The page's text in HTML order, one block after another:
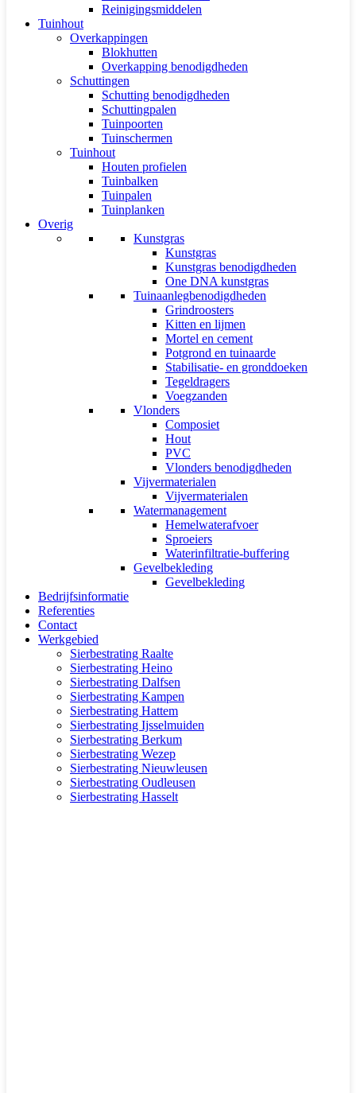
Reinigingsmiddelen
Tuinhout
Overkappingen
Blokhutten
Overkapping benodigdheden
Schuttingen
Schutting benodigdheden
Schuttingpalen
Tuinpoorten
Tuinschermen
Tuinhout
Houten profielen
Tuinbalken
Tuinpalen
Tuinplanken
Overig
Kunstgras
Kunstgras
Kunstgras benodigdheden
One DNA kunstgras
Tuinaanlegbenodigdheden
Grindroosters
Kitten en lijmen
Mortel en cement
Potgrond en tuinaarde
Stabilisatie- en gronddoeken
Tegeldragers
Voegzanden
Vlonders
Composiet
Hout
PVC
Vlonders benodigdheden
Vijvermaterialen
Vijvermaterialen
Watermanagement
Hemelwaterafvoer
Sproeiers
Waterinfiltratie-buffering
Gevelbekleding
Gevelbekleding
Bedrijfsinformatie
Referenties
Contact
Werkgebied
Sierbestrating Raalte
Sierbestrating Heino
Sierbestrating Dalfsen
Sierbestrating Kampen
Sierbestrating Hattem
Sierbestrating Ijsselmuiden
Sierbestrating Berkum
Sierbestrating Wezep
Sierbestrating Nieuwleusen
Sierbestrating Oudleusen
Sierbestrating Hasselt